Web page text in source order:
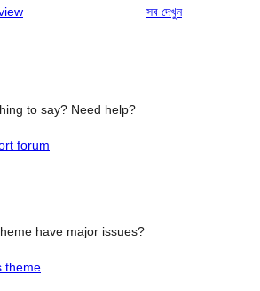
সবরিভিউ
দেখুন
to say? Need help?
forum
have major issues?
theme